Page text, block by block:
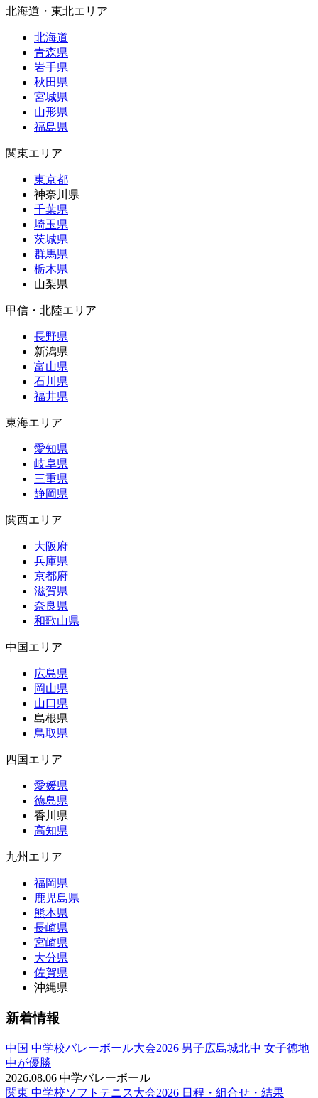
北海道・東北エリア
北海道
青森県
岩手県
秋田県
宮城県
山形県
福島県
関東エリア
東京都
神奈川県
千葉県
埼玉県
茨城県
群馬県
栃木県
山梨県
甲信・北陸エリア
長野県
新潟県
富山県
石川県
福井県
東海エリア
愛知県
岐阜県
三重県
静岡県
関西エリア
大阪府
兵庫県
京都府
滋賀県
奈良県
和歌山県
中国エリア
広島県
岡山県
山口県
島根県
鳥取県
四国エリア
愛媛県
徳島県
香川県
高知県
九州エリア
福岡県
鹿児島県
熊本県
長崎県
宮崎県
大分県
佐賀県
沖縄県
新着情報
中国 中学校バレーボール大会2026 男子広島城北中 女子徳地
中が優勝
2026.08.06 中学バレーボール
関東 中学校ソフトテニス大会2026 日程・組合せ・結果